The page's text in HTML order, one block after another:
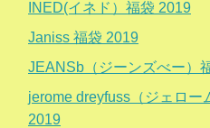
INED(イネド）福袋 2019
Janiss 福袋 2019
JEANSb（ジーンズべー）
jerome dreyfuss（ジェロー
2019